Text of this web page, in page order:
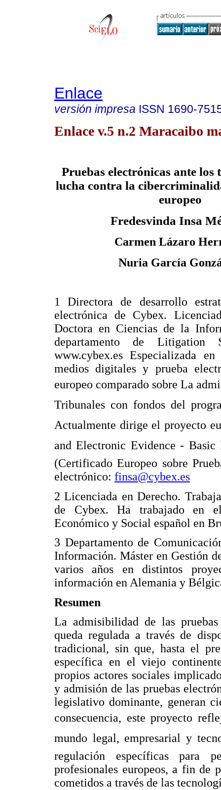
Enlace
versión impresa ISSN 1690-
Enlace v.5 n.2 Maracaibo
Pruebas electrónicas ante los
lucha contra la
europeo
Fredesvinda Insa
Carmen Lázaro
Nuria García
1 Directora de desarrollo
electrónica de Cybex.
Doctora en Ciencias de la
departamento de Litigation
www.cybex.es Especializada
medios digitales y prueba
europeo comparado sobre La
Tribunales con fondos del
Actualmente dirige el proyecto
and Electronic Evidence - Basic
(Certificado Europeo sobre
electrónico: finsa@cybex.es
2 Licenciada en Derecho.
de Cybex. Ha trabajado en
Económico y Social español en
3 Departamento de
Información. Máster en Gestión
varios años en distintos
información en Alemania y
Resumen
La admisibilidad de las
queda regulada a través de
tradicional, sin que, hasta el
específica en el viejo
propios actores sociales
y admisión de las pruebas
legislativo dominante, generan
consecuencia, este proyecto
mundo legal, empresarial y
regulación específicas para
profesionales europeos, a fin de
cometidos a través de las